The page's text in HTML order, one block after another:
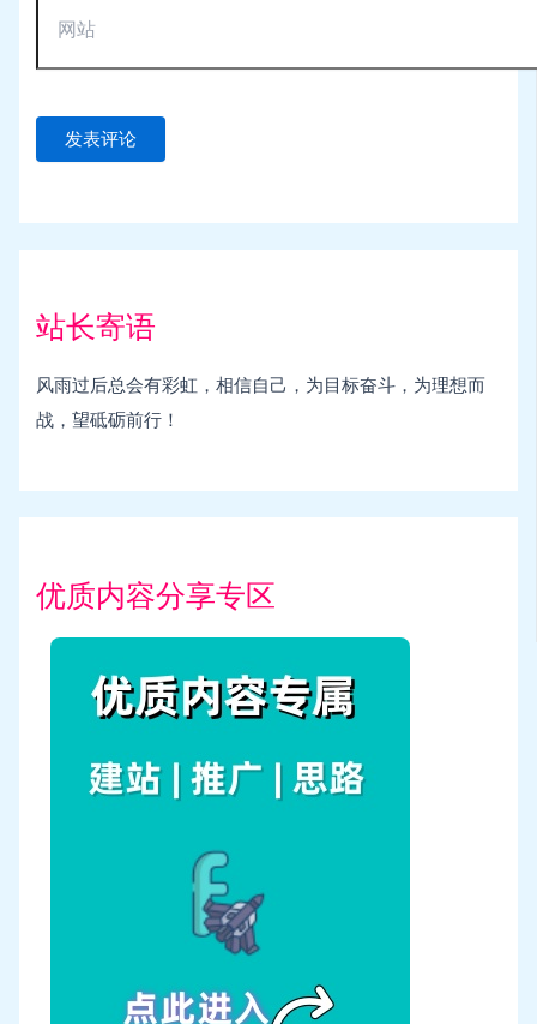
站长寄语
风雨过后总会有彩虹，相信自己，为目标奋斗，为理想而
战，望砥砺前行！
优质内容分享专区